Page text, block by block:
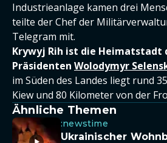
Industrieanlage kamen drei
teilte der Chef der
Telegram mit.
Krywyj Rih ist die Heimatstadt
Präsidenten Wolodymyr
im Süden des Landes liegt rund
Kiew und 80 Kilometer von der
Ähnliche Themen
:newstime
Ukrainischer